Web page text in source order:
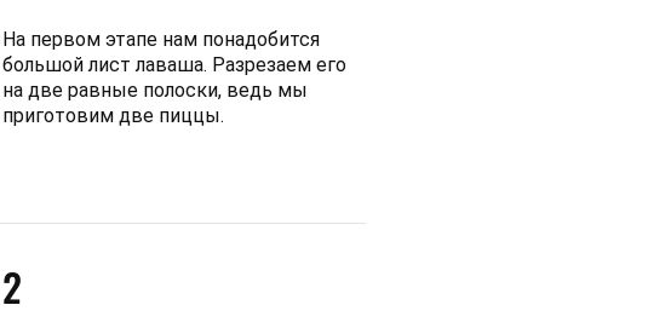
На первом этапе нам понадобится
большой лист лаваша. Разрезаем его
на две равные полоски, ведь мы
приготовим две пиццы.
2